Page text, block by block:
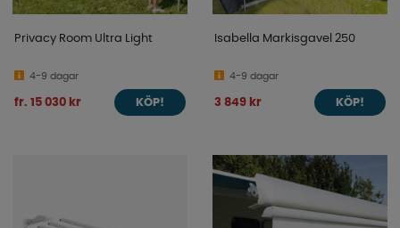
Privacy Room Ultra Light
4-9 dagar
fr. 15 030 kr KÖP!
Isabella Markisgavel 250
4-9 dagar
3 849 kr KÖP!